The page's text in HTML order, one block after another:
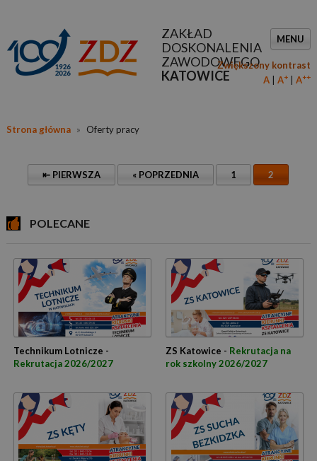
ZAKŁAD
DOSKONALENIA
ZAWODOWEGO
KATOWICE
MENU
Zwiększony kontrast
A
A+ A++
Strona główna » Oferty pracy
⇤ PIERWSZA « POPRZEDNIA 1 2
POLECANE
Technikum Lotnicze -
Rekrutacja 2026/2027
ZS Katowice - Rekrutacja na
rok szkolny 2026/2027